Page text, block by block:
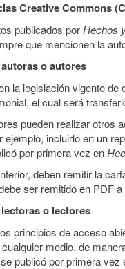
Creative Commons
publicados porHechos
que mencionen la
o autores
la legislación vigente de
el cual será
pueden realizar otros
ejemplo, incluirlo en un
por primera vez en
deben remitir la
ser remitido en PDF
o lectores
principios de acceso
medio, de
publicó por primera vez